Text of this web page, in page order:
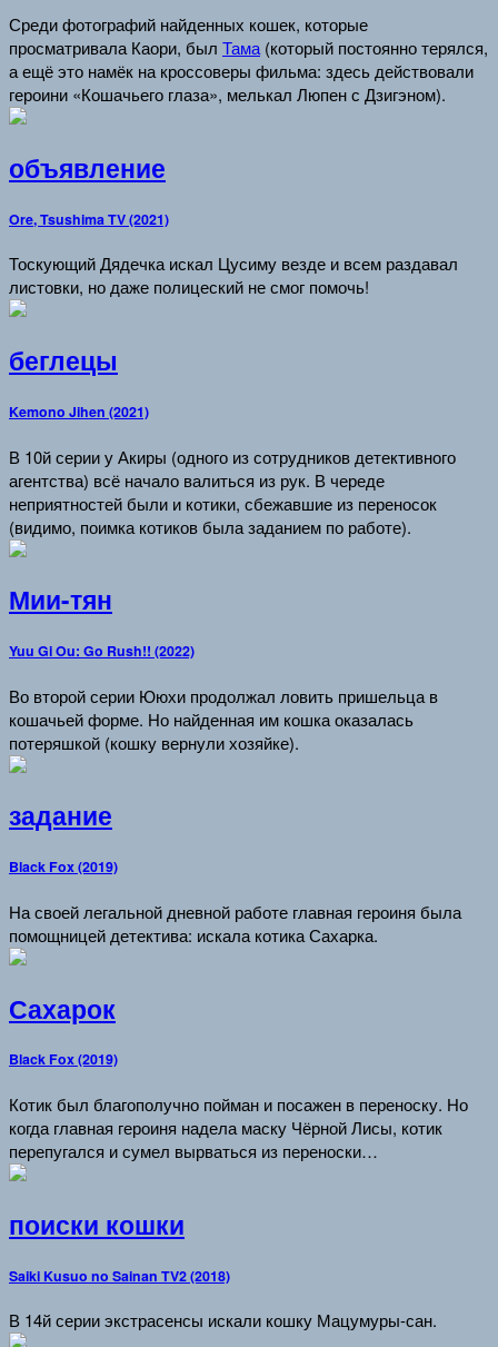
Среди фотографий найденных кошек, которые
просматривала Каори, был Тама (который постоянно терялся,
а ещё это намёк на кроссоверы фильма: здесь действовали
героини «Кошачьего глаза», мелькал Люпен с Дзигэном).
объявление
Ore, Tsushima TV (2021)
Тоскующий Дядечка искал Цусиму везде и всем раздавал
листовки, но даже полицеский не смог помочь!
беглецы
Kemono Jihen (2021)
В 10й серии у Акиры (одного из сотрудников детективного
агентства) всё начало валиться из рук. В череде
неприятностей были и котики, сбежавшие из переносок
(видимо, поимка котиков была заданием по работе).
Мии-тян
Yuu Gi Ou: Go Rush!! (2022)
Во второй серии Ююхи продолжал ловить пришельца в
кошачьей форме. Но найденная им кошка оказалась
потеряшкой (кошку вернули хозяйке).
задание
Black Fox (2019)
На своей легальной дневной работе главная героиня была
помощницей детектива: искала котика Сахарка.
Сахарок
Black Fox (2019)
Котик был благополучно пойман и посажен в переноску. Но
когда главная героиня надела маску Чёрной Лисы, котик
перепугался и сумел вырваться из переноски…
поиски кошки
Saiki Kusuo no Sainan TV2 (2018)
В 14й серии экстрасенсы искали кошку Мацумуры-сан.